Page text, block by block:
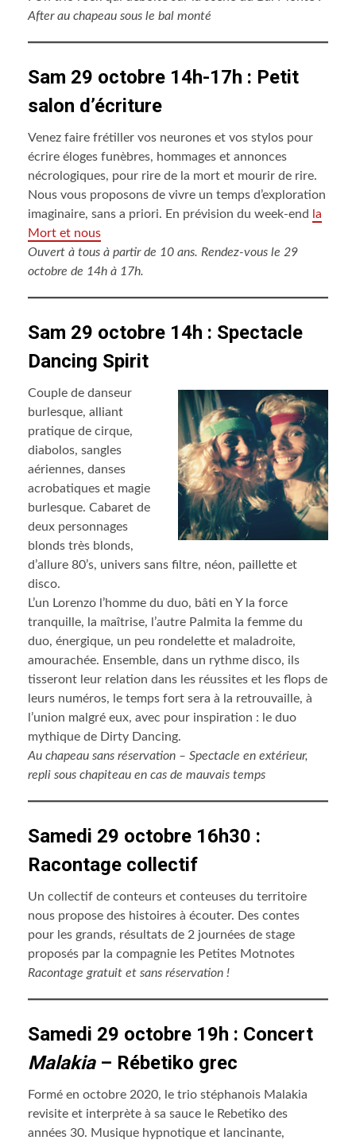
After au chapeau sous le bal monté
Sam 29 octobre 14h-17h : Petit
salon d’écriture
Venez faire frétiller vos neurones et vos stylos pour
écrire éloges funèbres, hommages et annonces
nécrologiques, pour rire de la mort et mourir de rire.
Nous vous proposons de vivre un temps d’exploration
imaginaire, sans a priori. En prévision du week-end
la
Mort et nous
Ouvert à tous à partir de 10 ans. Rendez-vous le 29
octobre de 14h à 17h.
Sam 29 octobre 14h : Spectacle
Dancing Spirit
Couple de danseur
burlesque, alliant
pratique de cirque,
diabolos, sangles
aériennes, danses
acrobatiques et magie
burlesque. Cabaret de
deux personnages
blonds très blonds,
d’allure 80’s, univers sans filtre, néon, paillette et
disco.
L’un Lorenzo l’homme du duo, bâti en Y la force
tranquille, la maîtrise, l’autre Palmita la femme du
duo, énergique, un peu rondelette et maladroite,
amourachée. Ensemble, dans un rythme disco, ils
tisseront leur relation dans les réussites et les flops de
leurs numéros, le temps fort sera à la retrouvaille, à
l’union malgré eux, avec pour inspiration : le duo
mythique de Dirty Dancing.
Au chapeau sans réservation – Spectacle en extérieur,
repli sous chapiteau en cas de mauvais temps
Samedi 29 octobre 16h30 :
Racontage collectif
Un collectif de conteurs et conteuses du territoire
nous propose des histoires à écouter. Des contes
pour les grands, résultats de 2 journées de stage
proposés par la compagnie les Petites Motnotes
Racontage gratuit et sans réservation !
Samedi 29 octobre 19h : Concert
Malakia– Rébetiko grec
Formé en octobre 2020, le trio stéphanois Malakia
revisite et interprète à sa sauce le Rebetiko des
années 30. Musique hypnotique et lancinante,